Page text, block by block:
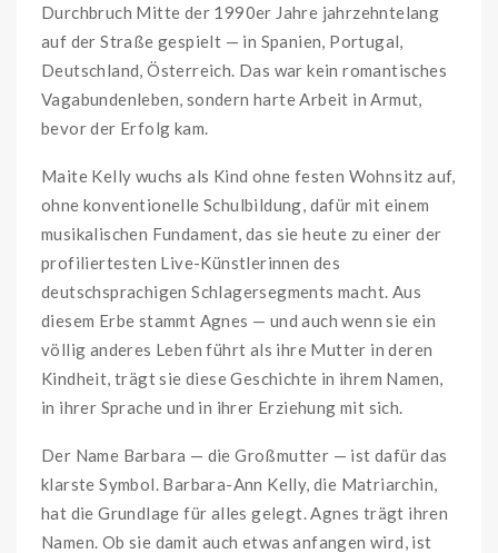
Durchbruch Mitte der 1990er Jahre jahrzehntelang
auf der Straße gespielt — in Spanien, Portugal,
Deutschland, Österreich. Das war kein romantisches
Vagabundenleben, sondern harte Arbeit in Armut,
bevor der Erfolg kam.
Maite Kelly wuchs als Kind ohne festen Wohnsitz auf,
ohne konventionelle Schulbildung, dafür mit einem
musikalischen Fundament, das sie heute zu einer der
profiliertesten Live-Künstlerinnen des
deutschsprachigen Schlagersegments macht. Aus
diesem Erbe stammt Agnes — und auch wenn sie ein
völlig anderes Leben führt als ihre Mutter in deren
Kindheit, trägt sie diese Geschichte in ihrem Namen,
in ihrer Sprache und in ihrer Erziehung mit sich.
Der Name Barbara — die Großmutter — ist dafür das
klarste Symbol. Barbara-Ann Kelly, die Matriarchin,
hat die Grundlage für alles gelegt. Agnes trägt ihren
Namen. Ob sie damit auch etwas anfangen wird, ist